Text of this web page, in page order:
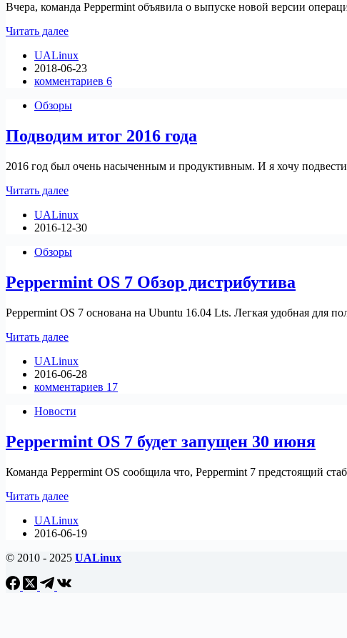
Вчера, команда Peppermint объявила о выпуске новой версии
Читать далееРелиз
OS
9
UALinux
2018-06-23
комментариев 6
Обзоры
Подводим итог 2016 года
2016 год был очень насыченным и продуктивным. И я хочу
Читать далееПодводим
2016
года
UALinux
2016-12-30
Обзоры
Peppermint OS 7 Обзор дистрибутива
Peppermint OS 7 основана на Ubuntu 16.04 Lts. Легкая удобная для
Читать далееPeppermint
7
Обзор
дистрибутива
UALinux
2016-06-28
комментариев 17
Новости
Peppermint OS 7 будет запущен 30 июня
Команда Peppermint OS сообщила что, Peppermint 7 предстоящий
Читать далееPeppermint
7
будет
30
UALinux
2016-06-19
© 2010 - 2025 UALinux